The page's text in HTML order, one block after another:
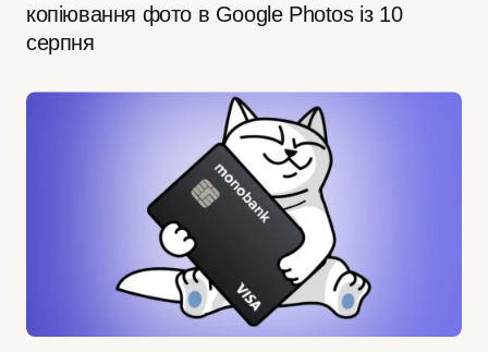
копіювання фото в Google Photos із 10
серпня